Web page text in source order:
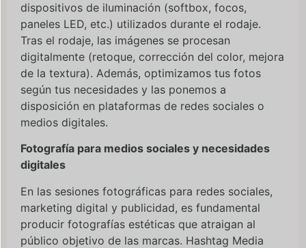
dispositivos de iluminación (softbox, focos,
paneles LED, etc.) utilizados durante el rodaje.
Tras el rodaje, las imágenes se procesan
digitalmente (retoque, corrección del color, mejora
de la textura). Además, optimizamos tus fotos
según tus necesidades y las ponemos a
disposición en plataformas de redes sociales o
medios digitales.
Fotografía para medios sociales y necesidades
digitales
En las sesiones fotográficas para redes sociales,
marketing digital y publicidad, es fundamental
producir fotografías estéticas que atraigan al
público objetivo de las marcas. Hashtag Media